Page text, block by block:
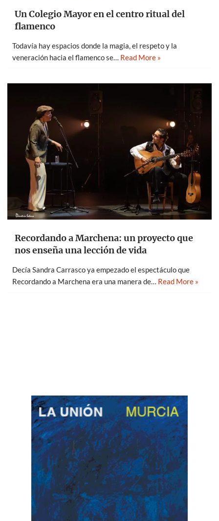
Un Colegio Mayor en el centro ritual del
flamenco
Todavía hay espacios donde la magia, el respeto y la
veneración hacia el flamenco se… Read More »
Recordando a Marchena: un proyecto que
nos enseña una lección de vida
Decía Sandra Carrasco ya empezado el espectáculo que
Recordando a Marchena era una manera de… Read More »